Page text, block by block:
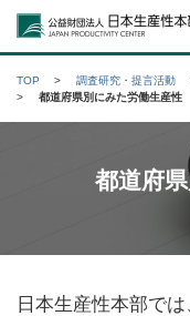
TOP 調査研究・提言活動
都道府県別にみた労働生産性
都道府
日本生産性本部で